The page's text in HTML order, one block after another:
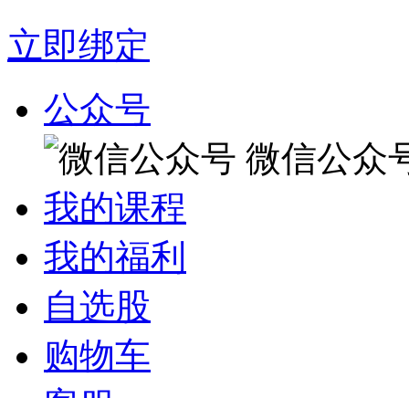
立即绑定
公众号
微信公众
我的课程
我的福利
自选股
购物车